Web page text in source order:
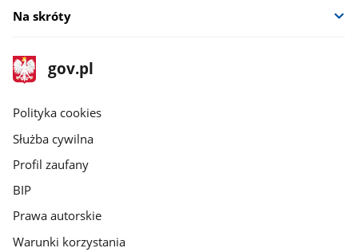
Na skróty
stopka
gov.pl
Strona
gov.pl
gov.pl
Polityka cookies
Służba cywilna
Profil zaufany
BIP
Prawa autorskie
Warunki korzystania